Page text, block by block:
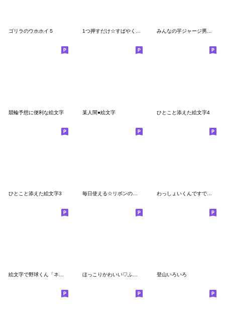
ゴリラのウホホイ５ 1つ押すだけ☆すばやく伝える絵文字8 敬語2 みんなの芋ジャージ男子【基本編】文字ナシ
競輪予想に便利な絵文字 某人間●絵文字 ひとこと添えた絵文字4
ひとこと添えた絵文字3 わっしょいくんですですです（絵文字）
絵文字で野球くん「ネガティブ発動！」 ほっこりかわいい♡ふんわかウサギ絵文字 登山いろいろ